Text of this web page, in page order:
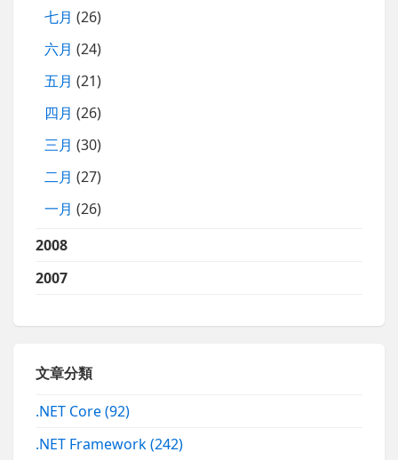
七月 (26)
六月 (24)
五月 (21)
四月 (26)
三月 (30)
二月 (27)
一月 (26)
2008
2007
文章分類
.NET Core(92)
.NET Framework(242)